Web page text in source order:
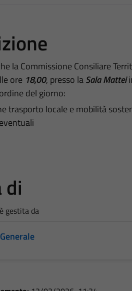
la Commissione Consiliare
ore 18,00, presso laSala Mattei
del giorno:
trasporto locale e mobilità
di
gestita da